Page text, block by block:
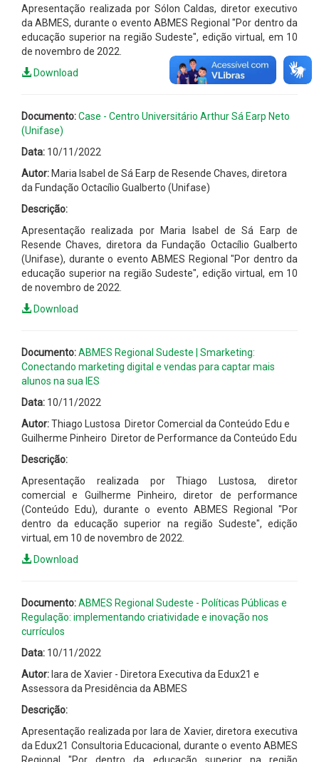
Apresentação realizada por Sólon Caldas, diretor executivo
da ABMES, durante o evento ABMES Regional "Por dentro da
educação superior na região Sudeste", edição virtual, em 10
de novembro de 2022.
Download
Documento:Case - Centro Universitário Arthur Sá Earp Neto
(Unifase)
Data: 10/11/2022
Autor: Maria Isabel de Sá Earp de Resende Chaves, diretora
da Fundação Octacílio Gualberto (Unifase)
Descrição:
Apresentação realizada por Maria Isabel de Sá Earp de
Resende Chaves, diretora da Fundação Octacílio Gualberto
(Unifase), durante o evento ABMES Regional "Por dentro da
educação superior na região Sudeste", edição virtual, em 10
de novembro de 2022.
Download
Documento:ABMES Regional Sudeste | Smarketing:
Conectando marketing digital e vendas para captar mais
alunos na sua IES
Data: 10/11/2022
Autor:Thiago Lustosa  Diretor Comercial da Conteúdo Edu e
Guilherme Pinheiro  Diretor de Performance da Conteúdo Edu
Descrição:
Apresentação realizada por Thiago Lustosa, diretor
comercial e Guilherme Pinheiro, diretor de performance
(Conteúdo Edu), durante o evento ABMES Regional "Por
dentro da educação superior na região Sudeste", edição
virtual, em 10 de novembro de 2022.
Download
Documento:ABMES Regional Sudeste - Políticas Públicas e
Regulação: implementando criatividade e inovação nos
currículos
Data: 10/11/2022
Autor: Iara de Xavier - Diretora Executiva da Edux21 e
Assessora da Presidência da ABMES
Descrição:
Apresentação realizada por Iara de Xavier, diretora executiva
da Edux21 Consultoria Educacional, durante o evento ABMES
Regional "Por dentro da educação superior na região